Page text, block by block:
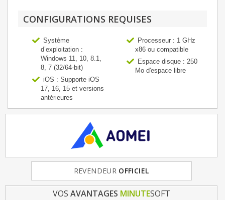
CONFIGURATIONS REQUISES
Système
d’exploitation :
Windows 11, 10, 8.1,
8, 7 (32/64-bit)
iOS : Supporte iOS
17, 16, 15 et versions
antérieures
Processeur : 1 GHz
x86 ou compatible
Espace disque : 250
Mo d'espace libre
REVENDEUR OFFICIEL
FRANCE & EUROPE
VOS AVANTAGES MINUTESOFT